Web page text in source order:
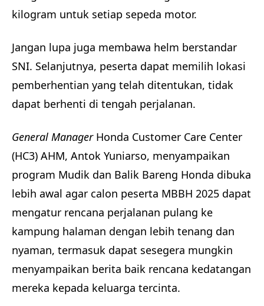
kilogram untuk setiap sepeda motor.
Jangan lupa juga membawa helm berstandar
SNI. Selanjutnya, peserta dapat memilih lokasi
pemberhentian yang telah ditentukan, tidak
dapat berhenti di tengah perjalanan.
General Manager Honda Customer Care Center
(HC3) AHM, Antok Yuniarso, menyampaikan
program Mudik dan Balik Bareng Honda dibuka
lebih awal agar calon peserta MBBH 2025 dapat
mengatur rencana perjalanan pulang ke
kampung halaman dengan lebih tenang dan
nyaman, termasuk dapat sesegera mungkin
menyampaikan berita baik rencana kedatangan
mereka kepada keluarga tercinta.